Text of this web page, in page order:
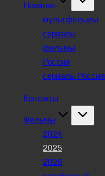
Новинки
мультфильмы
сериалы
фильмы
Россия
сериалы Россия
Контакты
Фильмы
2024
2025
2026